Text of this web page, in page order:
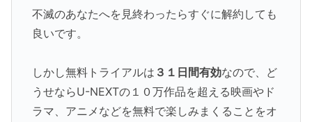
不滅のあなたへを見終わったらすぐに解約しても
良いです。
しかし無料トライアルは ３１日間有効なので、ど
うせならU-NEXTの１０万作品を超える映画やド
ラマ、アニメなどを無料で楽しみまくることをオ